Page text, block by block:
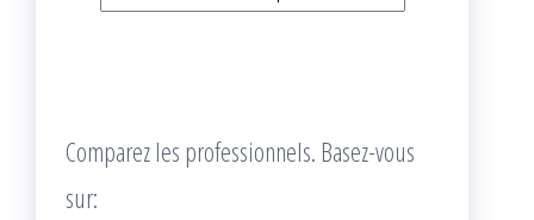
Comparez les professionnels. Basez-vous
sur: